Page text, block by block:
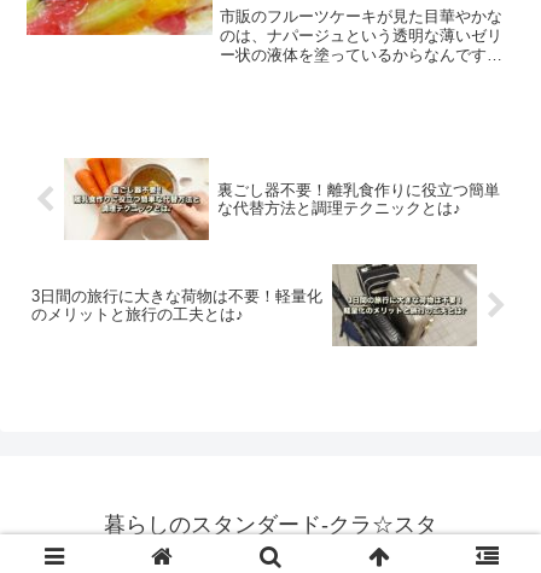
市販のフルーツケーキが見た目華やかな
のは、ナパージュという透明な薄いゼリ
ー状の液体を塗っているからなんです。
裏ごし器不要！離乳食作りに役立つ簡単
な代替方法と調理テクニックとは♪
3日間の旅行に大きな荷物は不要！軽量化
のメリットと旅行の工夫とは♪
暮らしのスタンダード-クラ☆スタ
© 2024 暮らしのスタンダード-クラ☆スタ.